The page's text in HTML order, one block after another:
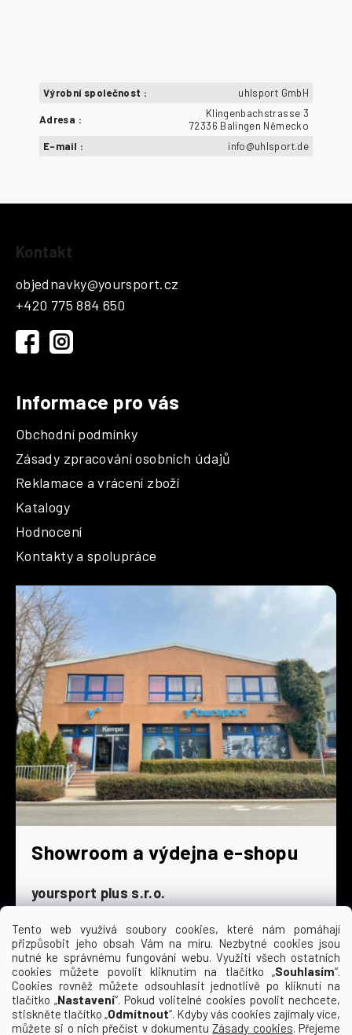
Tento web využívá soubory cookies, které nám pomáhají
přizpůsobit jeho obsah Vám na míru. Nezbytné cookies jsou
nutné ke správnému fungování webu. Využití všech ostatních
cookies můžete povolit kliknutím na tlačítko „Souhlasím“.
Cookies rovněž můžete odsouhlasit jednotlivě po kliknutí na
tlačítko „Nastavení“. Pokud volitelné cookies povolit nechcete,
stiskněte tlačítko „Odmítnout“. Kdyby vás cookies zajímaly více,
můžete si o nich přečíst v dokumentuZásady cookies. Přejeme
Výrobní společnost : uhlsport GmbH
Adresa :
Klingenbachstrasse 3
72336 Balingen Německo
E-mail : info@uhlsport.de
Kontakt
objednavky@yoursport.cz
+420 775 884 650
Informace pro vás
Obchodní podmínky
Zásady zpracování osobních údajů
Reklamace a vrácení zboží
Katalogy
Hodnocení
Kontakty a spolupráce
Showroom a výdejna e-shopu
yoursport plus s.r.o.
Dyjská 845/4
196 00 Praha 9 - Čakovice
Po - Čt
9:00 - 16:30
Pá
9:00 - 15:30
So
zavřeno
Ne
zavřeno